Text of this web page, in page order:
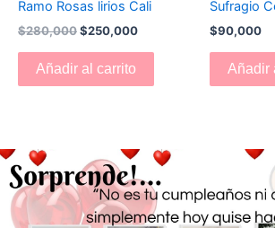
Ramo Rosas lirios Cali
$280,000$250,000
Añadir al carrito
Sufragio
$90,000
Añadir